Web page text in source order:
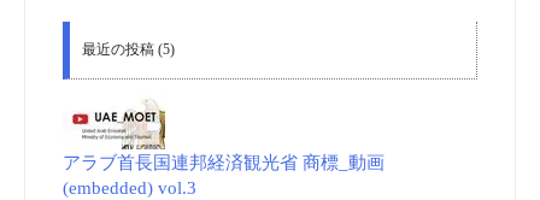
最近の投稿 (5)
アラブ首長国連邦経済観光省 商標_動画
(embedded) vol.3